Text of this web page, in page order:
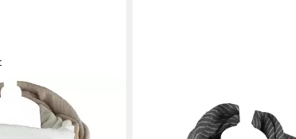
mehrfarbig
€
Halstuch Musselintuch mit
Streifenmuster